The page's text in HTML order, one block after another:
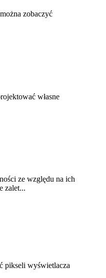
zobaczyć
własne
ze względu na ich
zalet...
pikseli wyświetlacza